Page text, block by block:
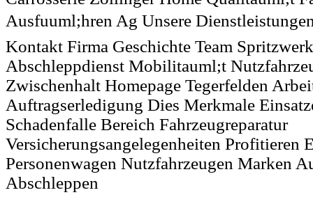
Ausfuuml;hren Ag Unsere
Kontakt Firma Geschichte Team
Abschleppdienst Mobilitauml;t
Zwischenhalt Homepage Tegerfelden
Auftragserledigung Dies Merkmale
Schadenfalle Bereich Fahrzeugreparatur
Versicherungsangelegenheiten Profitieren
Personenwagen Nutzfahrzeugen Marken
Abschleppen